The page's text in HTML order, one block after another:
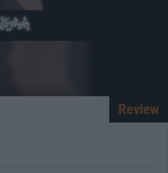
Review